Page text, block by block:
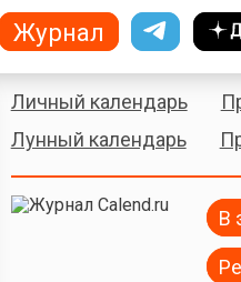
Личный календарь
Лунный календарь
В
Журнал